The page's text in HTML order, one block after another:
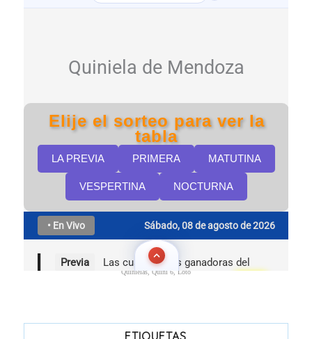
Quinielas, Quini 6, Loto